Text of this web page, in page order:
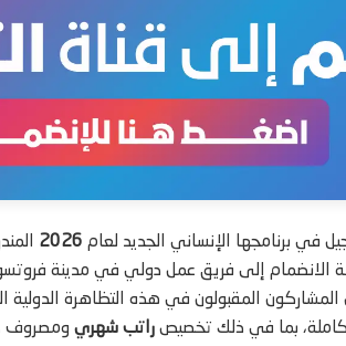
في برنامجها الإنساني الجديد لعام 2026
الانضمام إلى فريق عمل دولي في مدينة
المقبولون في هذه التظاهرة الدولية
بما في ذلك تخصيص راتب شهري ومصروف